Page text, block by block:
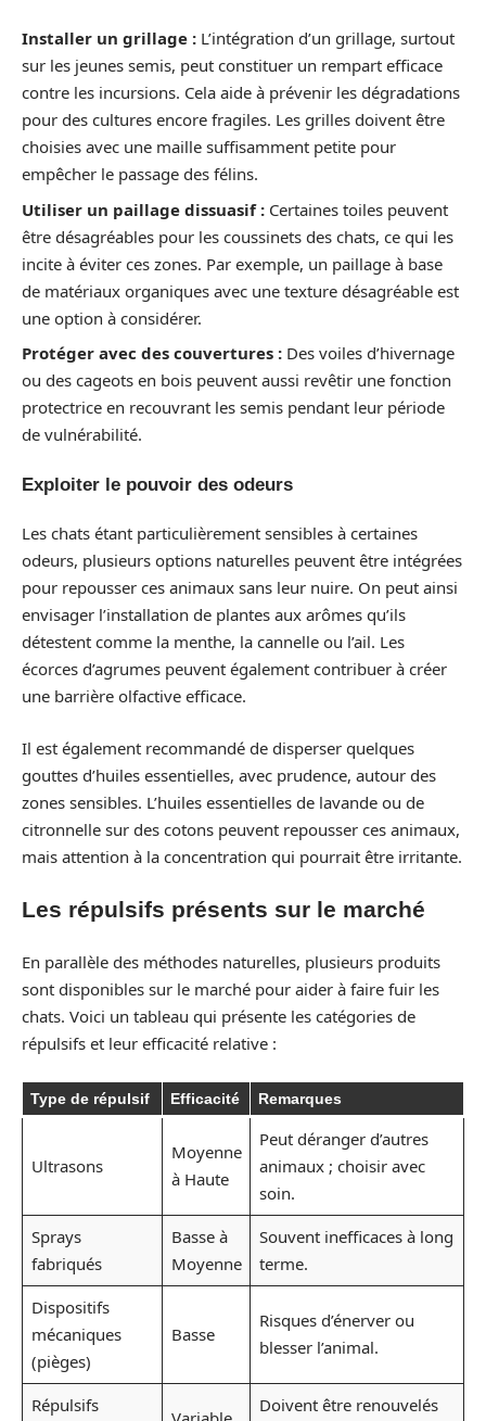
Installer un grillage : L’intégration d’un grillage, surtout
sur les jeunes semis, peut constituer un rempart efficace
contre les incursions. Cela aide à prévenir les dégradations
pour des cultures encore fragiles. Les grilles doivent être
choisies avec une maille suffisamment petite pour
empêcher le passage des félins.
Utiliser un paillage dissuasif : Certaines toiles peuvent
être désagréables pour les coussinets des chats, ce qui les
incite à éviter ces zones. Par exemple, un paillage à base
de matériaux organiques avec une texture désagréable est
une option à considérer.
Protéger avec des couvertures : Des voiles d’hivernage
ou des cageots en bois peuvent aussi revêtir une fonction
protectrice en recouvrant les semis pendant leur période
de vulnérabilité.
Exploiter le pouvoir des odeurs
Les chats étant particulièrement sensibles à certaines
odeurs, plusieurs options naturelles peuvent être intégrées
pour repousser ces animaux sans leur nuire. On peut ainsi
envisager l’installation de plantes aux arômes qu’ils
détestent comme la menthe, la cannelle ou l’ail. Les
écorces d’agrumes peuvent également contribuer à créer
une barrière olfactive efficace.
Il est également recommandé de disperser quelques
gouttes d’huiles essentielles, avec prudence, autour des
zones sensibles. L’huiles essentielles de lavande ou de
citronnelle sur des cotons peuvent repousser ces animaux,
mais attention à la concentration qui pourrait être irritante.
Les répulsifs présents sur le marché
En parallèle des méthodes naturelles, plusieurs produits
sont disponibles sur le marché pour aider à faire fuir les
chats. Voici un tableau qui présente les catégories de
répulsifs et leur efficacité relative :
Type de répulsif Efficacité Remarques
Ultrasons
Moyenne
à Haute
Peut déranger d’autres
animaux ; choisir avec
soin.
Sprays
fabriqués
Basse à
Moyenne
Souvent inefficaces à long
terme.
Dispositifs
mécaniques
(pièges)
Basse
Risques d’énerver ou
blesser l’animal.
Répulsifs Doivent être renouvelés